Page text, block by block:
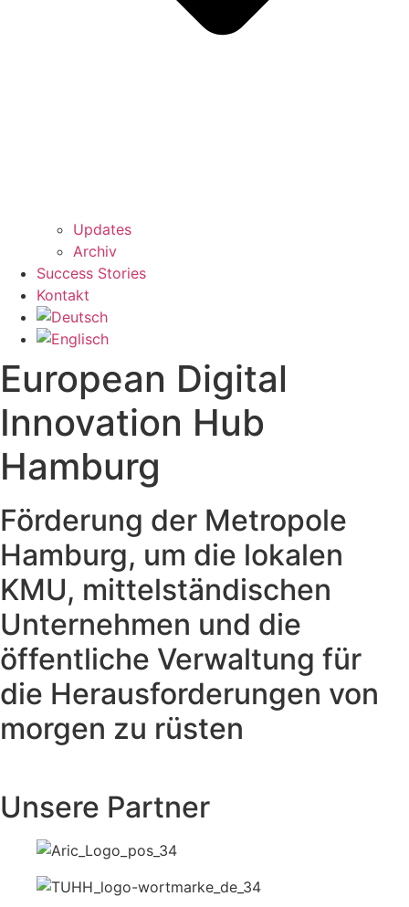
Updates
Archiv
Success Stories
Kontakt
European Digital
Innovation Hub
Hamburg
Förderung der Metropole
Hamburg, um die lokalen
KMU, mittelständischen
Unternehmen und die
öffentliche Verwaltung für
die Herausforderungen von
morgen zu rüsten
Unsere Partner